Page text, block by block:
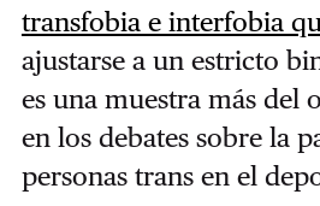
transfobia e interfobia
ajustarse a un estricto
es una muestra más del
en los debates sobre la
personas trans en el